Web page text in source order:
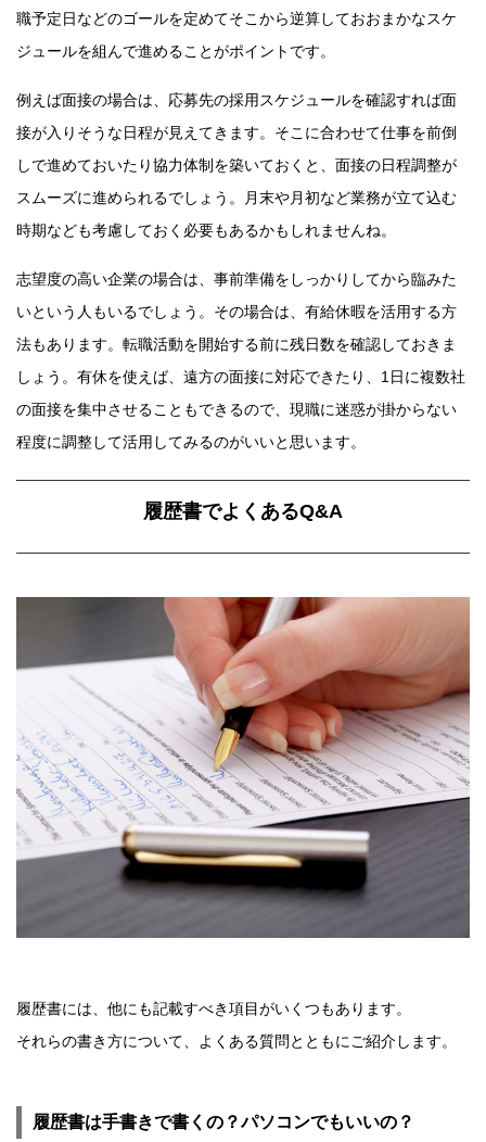
職予定日などのゴールを定めてそこから逆算しておおまかなスケ
ジュールを組んで進めることがポイントです。
例えば面接の場合は、応募先の採用スケジュールを確認すれば面
接が入りそうな日程が見えてきます。そこに合わせて仕事を前倒
しで進めておいたり協力体制を築いておくと、面接の日程調整が
スムーズに進められるでしょう。月末や月初など業務が立て込む
時期なども考慮しておく必要もあるかもしれませんね。
志望度の高い企業の場合は、事前準備をしっかりしてから臨みた
いという人もいるでしょう。その場合は、有給休暇を活用する方
法もあります。転職活動を開始する前に残日数を確認しておきま
しょう。有休を使えば、遠方の面接に対応できたり、1日に複数社
の面接を集中させることもできるので、現職に迷惑が掛からない
程度に調整して活用してみるのがいいと思います。
履歴書でよくあるQ&A
履歴書には、他にも記載すべき項目がいくつもあります。
それらの書き方について、よくある質問とともにご紹介します。
履歴書は手書きで書くの？パソコンでもいいの？